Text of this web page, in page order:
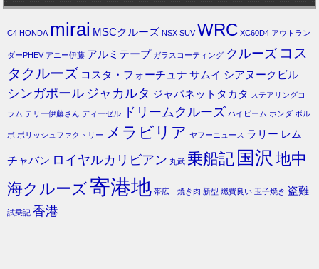
C4 HONDA mirai MSCクルーズ NSX SUV WRC XC60D4 アウトラン
ダーPHEV アニー伊藤 アルミテープ ガラスコーティング クルーズ コス
タクルーズ コスタ・フォーチュナ サムイ シアヌークビル
シンガポール ジャカルタ ジャパネットタカタ ステアリングコ
ラム テリー伊藤さん ディーゼル ドリームクルーズ ハイビーム ホンダ ボル
ボ ポリッシュファクトリー メラビリア ヤフーニュース ラリー レム
チャバン ロイヤルカリビアン 丸武 乗船記 国沢 地中
海クルーズ寄港地 帯広 焼き肉 新型 燃費良い 玉子焼き 盗難
試乗記 香港